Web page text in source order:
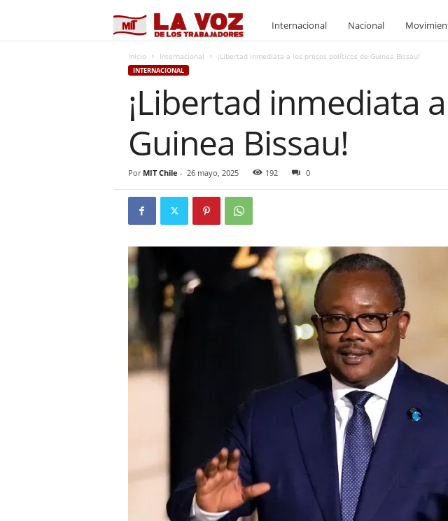
I
Internacional Nacional
Inicio Internacional ¡Libertad inmediata a los presos políticos de Guinea Bissau!
INTERNACIONAL
¡Libertad inmediata
Guinea Bissau!
Por MIT Chile - 26 mayo, 2025 192 0